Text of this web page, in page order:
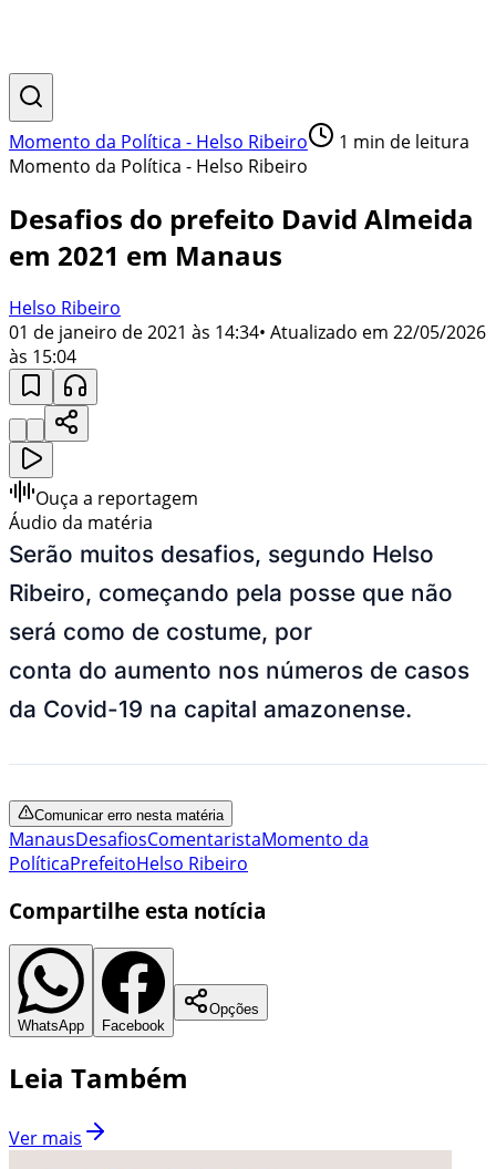
Momento da Política - Helso Ribeiro 1 min de leitura
Momento da Política - Helso Ribeiro
Desafios do prefeito David Almeida
em 2021 em Manaus
Helso Ribeiro
01 de janeiro de 2021 às 14:34• Atualizado em 22/05/2026
às 15:04
Ouça a reportagem
Áudio da matéria
Serão muitos desafios, segundo Helso
Ribeiro, começando pela posse que não
será como de costume, por
conta do aumento nos números de casos
da Covid-19 na capital amazonense.
Comunicar erro nesta matéria
ManausDesafiosComentaristaMomento da
PolíticaPrefeitoHelso Ribeiro
Compartilhe esta notícia
WhatsApp Facebook
Opções
Leia Também
Ver mais